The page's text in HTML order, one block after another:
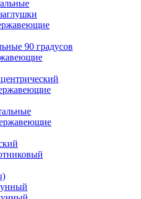
90 градусов